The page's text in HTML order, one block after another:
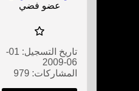
عضو فضي
تاريخ التسجيل:
01-
06-2009
المشاركات: 979